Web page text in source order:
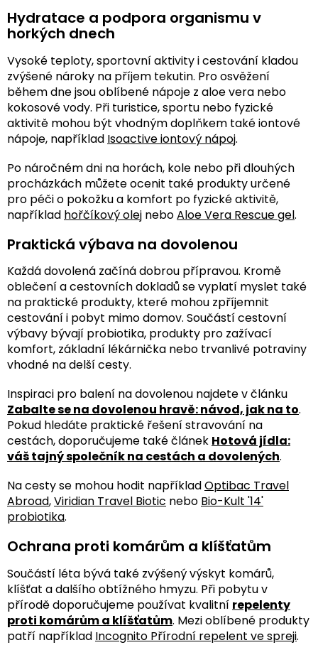
Hydratace a podpora organismu v
horkých dnech
Vysoké teploty, sportovní aktivity i cestování kladou
zvýšené nároky na příjem tekutin. Pro osvěžení
během dne jsou oblíbené nápoje z aloe vera nebo
kokosové vody. Při turistice, sportu nebo fyzické
aktivitě mohou být vhodným doplňkem také iontové
nápoje, například Isoactive iontový nápoj.
Po náročném dni na horách, kole nebo při dlouhých
procházkách můžete ocenit také produkty určené
pro péči o pokožku a komfort po fyzické aktivitě,
například hořčíkový olej neboAloe Vera Rescue gel.
Praktická výbava na dovolenou
Každá dovolená začíná dobrou přípravou. Kromě
oblečení a cestovních dokladů se vyplatí myslet také
na praktické produkty, které mohou zpříjemnit
cestování i pobyt mimo domov. Součástí cestovní
výbavy bývají probiotika, produkty pro zažívací
komfort, základní lékárnička nebo trvanlivé potraviny
vhodné na delší cesty.
Inspiraci pro balení na dovolenou najdete v článku
Zabalte se na dovolenou hravě: návod, jak na to.
Pokud hledáte praktické řešení stravování na
cestách, doporučujeme také článek Hotová jídla:
váš tajný společník na cestách a dovolených.
Na cesty se mohou hodit napříkladOptibac Travel
Abroad,Viridian Travel Biotic nebo Bio-Kult '14'
probiotika.
Ochrana proti komárům a klíšťatům
Součástí léta bývá také zvýšený výskyt komárů,
klíšťat a dalšího obtížného hmyzu. Při pobytu v
přírodě doporučujeme používat kvalitní repelenty
proti komárům a klíšťatům. Mezi oblíbené produkty
patří například Incognito Přírodní repelent ve spreji.